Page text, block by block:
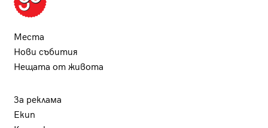
Места
Нови събития
Нещата от живота
За реклама
Екип